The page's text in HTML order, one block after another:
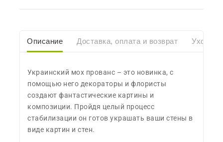
Описание Доставка, оплата и возврат Уход
Украинский мох прованс – это новинка, с
помощью него декораторы и флористы
создают фантастические картины и
композиции. Пройдя целый процесс
стабилизации он готов украшать ваши стены в
виде картин и стен.